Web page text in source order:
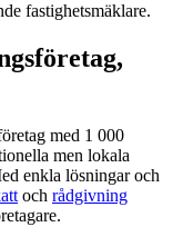
fastighetsmäklare.
med 1 000
men lokala
enkla lösningar och
och rådgivning